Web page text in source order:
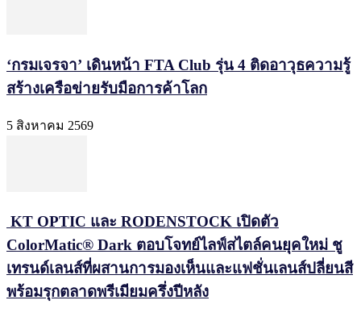
‘กรมเจรจา’ เดินหน้า FTA Club รุ่น 4 ติดอาวุธความรู้
สร้างเครือข่ายรับมือการค้าโลก
5 สิงหาคม 2569
KT OPTIC และ RODENSTOCK เปิดตัว
ColorMatic® Dark ตอบโจทย์ไลฟ์สไตล์คนยุคใหม่ ชู
เทรนด์เลนส์ที่ผสานการมองเห็นและแฟชั่นเลนส์ปลี่ยนสี
พร้อมรุกตลาดพรีเมียมครึ่งปีหลัง